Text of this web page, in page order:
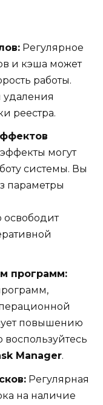
Регулярное
и кэша может
работы.
удаления
реестра.
могут
системы. Вы
параметры
освободит
программ:
повышению
воспользуйтесь
Manager.
Регулярная
на наличие